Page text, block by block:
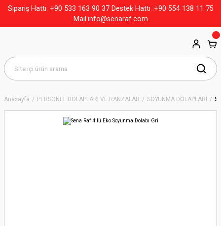
Sipariş Hattı: +90 533 163 90 37Destek Hattı :+90 554 138 11 75
Mail:info@senaraf.com
Anasayfa PERSONEL DOLAPLARI VE RANZALAR SOYUNMA DOLAPLARI